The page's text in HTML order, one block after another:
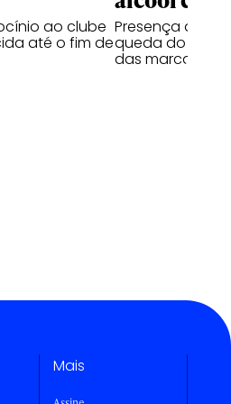
ao clube
até o fim de
Presença de
queda do
das marcas
Mais